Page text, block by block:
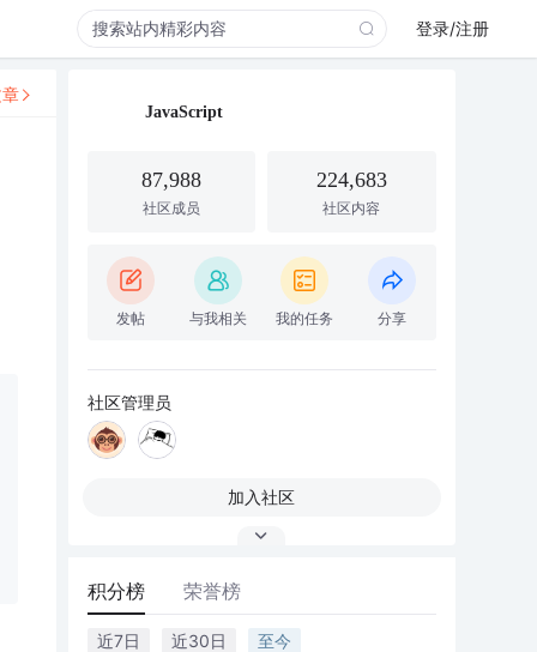
登录/注册
JavaScript
87,988
社区成员
224,683
社区内容
发帖 与我相关 我的任务 分享
社区管理员
加入社区
积分榜 荣誉榜
近7日 近30日 至今